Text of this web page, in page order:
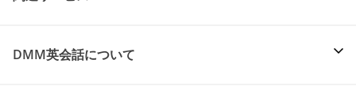
DMM英会話について